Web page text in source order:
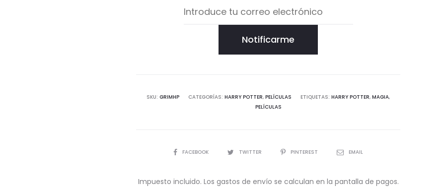
Notificarme
SKU: GRIMHP CATEGORÍAS: HARRY POTTER, PELÍCULAS ETIQUETAS: HARRY POTTER, MAGIA,
PELÍCULAS
COMPARTIR
FACEBOOK TWITTER PINTEREST EMAIL
Impuesto incluido. Los gastos de envío se calculan en la pantalla de pagos.